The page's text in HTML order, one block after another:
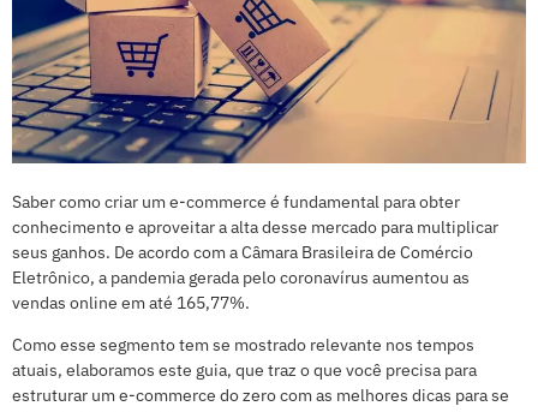
Saber como criar um e-commerce é fundamental para obter
conhecimento e aproveitar a alta desse mercado para multiplicar
seus ganhos. De acordo com a Câmara Brasileira de Comércio
Eletrônico, a pandemia gerada pelo coronavírus aumentou as
vendas online em até 165,77%.
Como esse segmento tem se mostrado relevante nos tempos
atuais, elaboramos este guia, que traz o que você precisa para
estruturar um e-commerce do zero com as melhores dicas para se